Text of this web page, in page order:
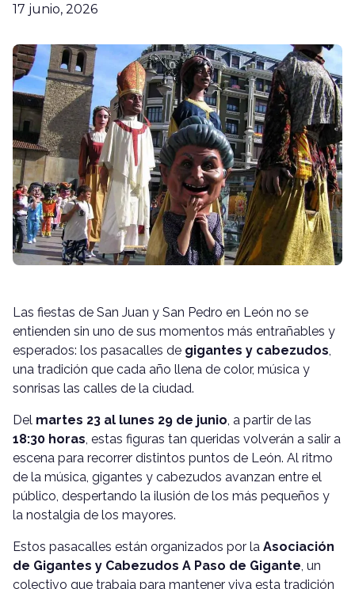
17 junio, 2026
Las fiestas de San Juan y San Pedro en León no se
entienden sin uno de sus momentos más entrañables y
esperados: los pasacalles de gigantes y cabezudos,
una tradición que cada año llena de color, música y
sonrisas las calles de la ciudad.
Del martes 23 al lunes 29 de junio, a partir de las
18:30 horas, estas figuras tan queridas volverán a salir a
escena para recorrer distintos puntos de León. Al ritmo
de la música, gigantes y cabezudos avanzan entre el
público, despertando la ilusión de los más pequeños y
la nostalgia de los mayores.
Estos pasacalles están organizados por la Asociación
de Gigantes y Cabezudos A Paso de Gigante, un
colectivo que trabaja para mantener viva esta tradición